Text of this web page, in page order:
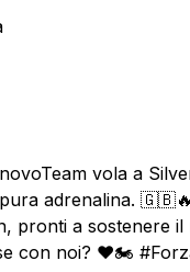
vola a
adrenalina.
pronti a sostenere il
con noi? ❤️🏍️